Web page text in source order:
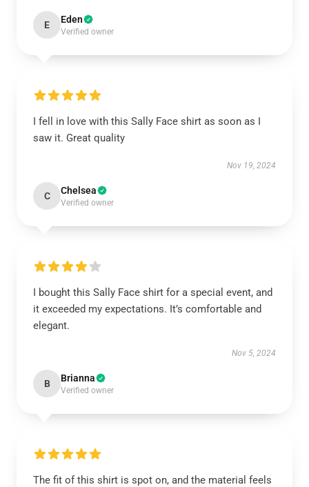
E Eden
Verified owner
I fell in love with this Sally Face shirt as soon as I
saw it. Great quality
Nov 19, 2024
C Chelsea
Verified owner
I bought this Sally Face shirt for a special event, and
it exceeded my expectations. It’s comfortable and
elegant.
Nov 5, 2024
B Brianna
Verified owner
The fit of this shirt is spot on, and the material feels